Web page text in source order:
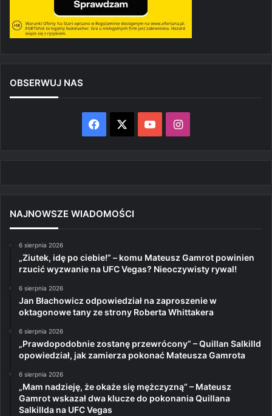
OBSERWUJ NAS
Facebook YouTubeInstagram
NAJNOWSZE WIADOMOŚCI
6 sierpnia 2026
„Ziutek, idę po ciebie!” – komu Mateusz Gamrot powinien
rzucić wyzwanie na UFC Vegas? Nieoczywisty rywal!
6 sierpnia 2026
Jan Błachowicz odpowiedział na zaproszenie w
oktagonowe tany ze strony Roberta Whittakera
6 sierpnia 2026
„Prawdopodobnie zostanę przewrócony” – Quillan Salkilld
opowiedział, jak zamierza pokonać Mateusza Gamrota
6 sierpnia 2026
„Mam nadzieję, że okaże się mężczyzną” – Mateusz
Gamrot wskazał dwa klucze do pokonania Quillana
Salkillda na UFC Vegas